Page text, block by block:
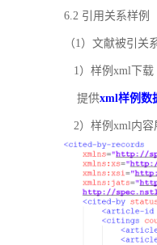
6.2 引用关系样例
（1）文献被引关
1）样例xml下载
提供xml样例数
2）样例xml内容